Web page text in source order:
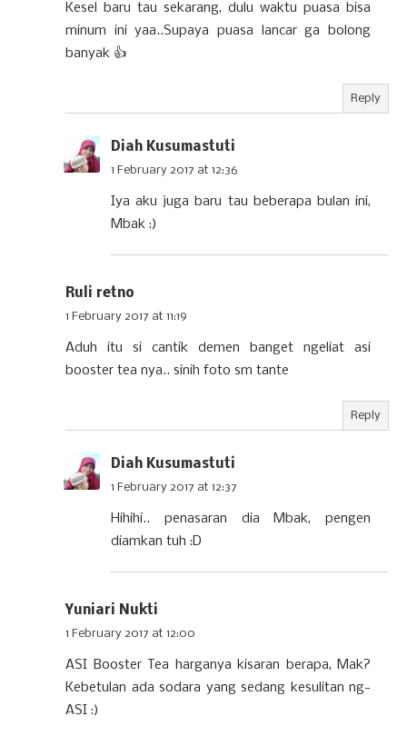
Kesel baru tau sekarang, dulu waktu puasa bisa
minum ini yaa..Supaya puasa lancar ga bolong
banyak 👍
Reply
Diah Kusumastuti
1 February 2017 at 12:36
Iya aku juga baru tau beberapa bulan ini,
Mbak :)
Ruli retno
1 February 2017 at 11:19
Aduh itu si cantik demen banget ngeliat asi
booster tea nya.. sinih foto sm tante
Reply
Diah Kusumastuti
1 February 2017 at 12:37
Hihihi.. penasaran dia Mbak, pengen
diamkan tuh :D
Yuniari Nukti
1 February 2017 at 12:00
ASI Booster Tea harganya kisaran berapa, Mak?
Kebetulan ada sodara yang sedang kesulitan ng-
ASI :)